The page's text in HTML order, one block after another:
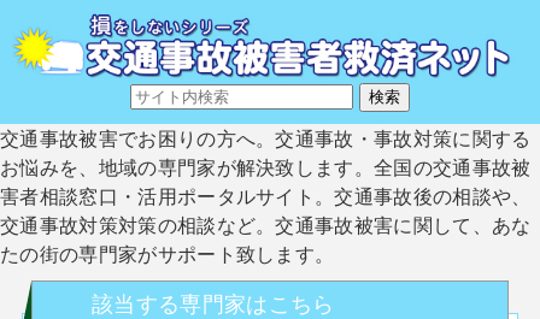
交通事故被害でお困りの方へ。交通事故・事故対策に関する
お悩みを、地域の専門家が解決致します。全国の交通事故被
害者相談窓口・活用ポータルサイト。交通事故後の相談や、
交通事故対策対策の相談など。交通事故被害に関して、あな
たの街の専門家がサポート致します。
該当する専門家はこちら